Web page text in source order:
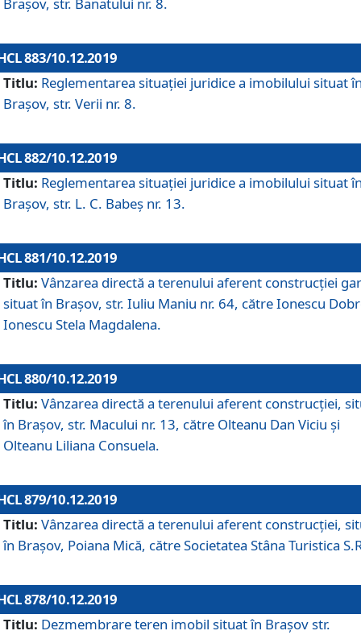
Brașov, str. Banatului nr. 8.
883/10.12.2019
Titlu: Reglementarea situației juridice a imobilului situat
Brașov, str. Verii nr. 8.
882/10.12.2019
Titlu: Reglementarea situației juridice a imobilului situat
Brașov, str. L. C. Babeș nr. 13.
881/10.12.2019
Titlu: Vânzarea directă a terenului aferent construcției
situat în Brașov, str. Iuliu Maniu nr. 64, către Ionescu
Ionescu Stela Magdalena.
880/10.12.2019
Titlu: Vânzarea directă a terenului aferent construcției,
în Brașov, str. Macului nr. 13, către Olteanu Dan Viciu și
Olteanu Liliana Consuela.
879/10.12.2019
Titlu: Vânzarea directă a terenului aferent construcției,
în Brașov, Poiana Mică, către Societatea Stâna Turistica
878/10.12.2019
Titlu: Dezmembrare teren imobil situat în Brașov str.